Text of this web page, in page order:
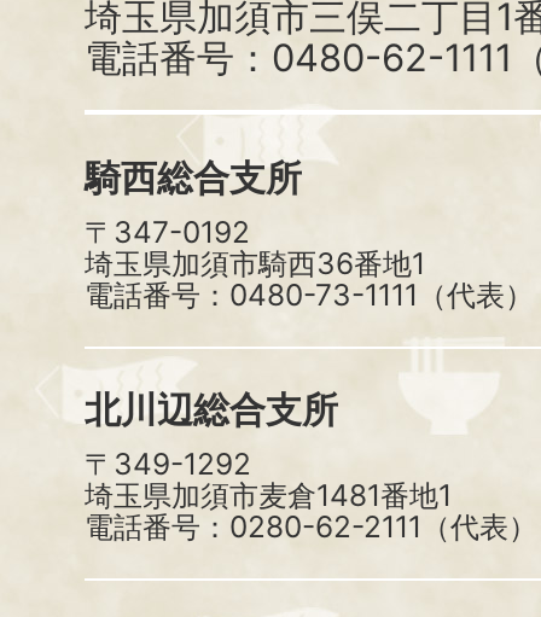
埼玉県加須市三俣二丁目1
電話番号：0480-62-1111
騎西総合支所
〒347-0192
埼玉県加須市騎西36番地1
電話番号：0480-73-1111（代表）
北川辺総合支所
〒349-1292
埼玉県加須市麦倉1481番地1
電話番号：0280-62-2111（代表）